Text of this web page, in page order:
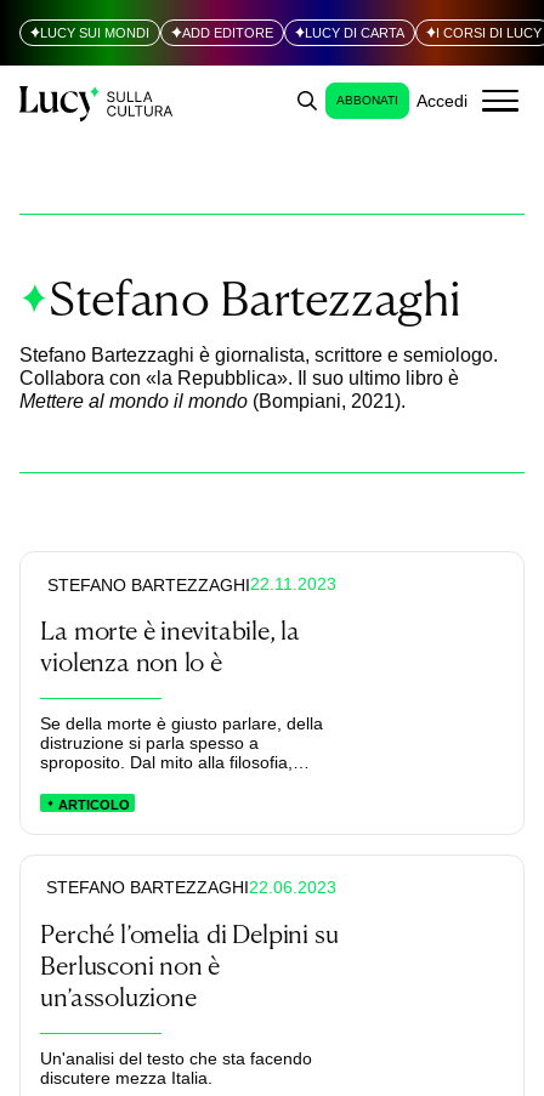
LUCY SUI MONDI ADD EDITORE LUCY DI CARTA I CORSI DI LUCY
ABBONATI Accedi
Stefano Bartezzaghi
Stefano Bartezzaghi è giornalista, scrittore e semiologo.
Collabora con«la Repubblica». Il suo ultimo libro è
Mettere al mondo il mondo (Bompiani, 2021).
STEFANO BARTEZZAGHI22.11.2023
La morte è inevitabile, la
violenza non lo è
Se della morte è giusto parlare, della
distruzione si parla spesso a
sproposito. Dal mito alla filosofia,
interpretative che ci aiutino a leggere
violenza.
ARTICOLO
STEFANO BARTEZZAGHI22.06.2023
Perché l’omelia di Delpini su
Berlusconi non è
un’assoluzione
Un'analisi del testo che sta facendo
discutere mezza Italia.